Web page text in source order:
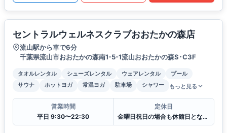
セントラルウェルネスクラブおおたかの森店
流山駅から車で6分
千葉県流山市おおたかの森南1-5-1流山おおたかの森S･C3F
タオルレンタル シューズレンタル ウェアレンタル
プール
サウナ
ホットヨガ 常温ヨガ 駐車場 シャワー もっと見る
営業時間
平日 9:30〜22:30
定休日
金曜日祝日の場合も休館日となります